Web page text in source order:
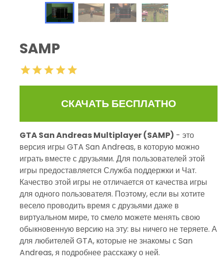
SAMP
СКАЧАТЬ БЕСПЛАТНО
GTA San Andreas Multiplayer (SAMP) - это
версия игры GTA San Andreas, в которую можно
играть вместе с друзьями. Для пользователей этой
игры предоставляется Служба поддержки и Чат.
Качество этой игры не отличается от качества игры
для одного пользователя. Поэтому, если вы хотите
весело проводить время с друзьями даже в
виртуальном мире, то смело можете менять свою
обыкновенную версию на эту: вы ничего не теряете. А
для любителей GTA, которые не знакомы с San
Andreas, я подробнее расскажу о ней.